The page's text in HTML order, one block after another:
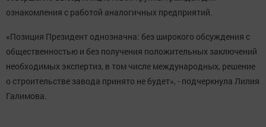
ознакомления с работой аналогичных предприятий.
«Позиция Президент однозначна: без широкого обсуждения с
общественностью и без получения положительных заключений
необходимых экспертиз, в том числе международных, решение
о строительстве завода принято не будет», - подчеркнула Лилия
Галимова.